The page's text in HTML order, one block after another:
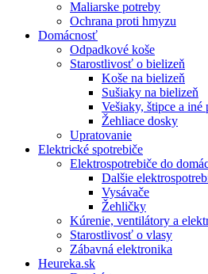
Maliarske potreby
Ochrana proti hmyzu
Domácnosť
Odpadkové koše
Starostlivosť o bielizeň
Koše na bielizeň
Sušiaky na bielizeň
Vešiaky, štipce a iné
Žehliace dosky
Upratovanie
Elektrické spotrebiče
Elektrospotrebiče do
Dalšie
Vysávače
Žehličky
Kúrenie, ventilátory a
Starostlivosť o vlasy
Zábavná elektronika
Heureka.sk